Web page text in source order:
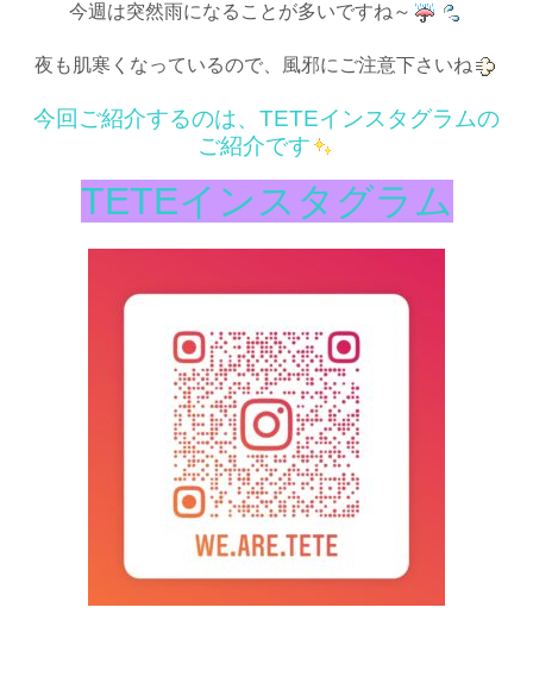
今週は突然雨になることが多いですね～
夜も肌寒くなっているので、風邪にご注意下さいね
今回ご紹介するのは、TETEインスタグラムの
ご紹介です
TETEインスタグラム